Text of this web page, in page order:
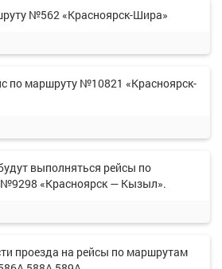
№562 «Красноярск-Шира»
по маршруту №10821 «Красноярск-
выполняться рейсы по
«Красноярск — Кызыл».
проезда на рейсы по маршрутам